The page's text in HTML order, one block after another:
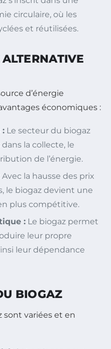
circulaire, où les
et réutilisées.
d’énergie
économiques :
: Le secteur du biogaz
la collecte, le
de l’énergie.
Avec la hausse des prix
le biogaz devient une
plus compétitive.
: Le biogaz permet
leur propre
leur dépendance
BIOGAZ
sont variées et en